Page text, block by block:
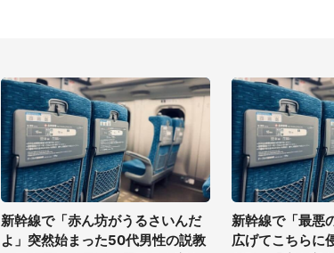
新幹線で「赤ん坊がうるさいんだ
よ」突然始まった50代男性の説教
新幹線で「最悪
広げてこちらに